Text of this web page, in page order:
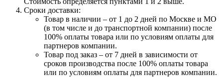
Сроки доставки:
Товар в наличии – от 1 до 2 дней по Москве и МО
(в том числе и до транспортной компании) после
100% оплаты товара или по условиям оплаты для
партнеров компании.
Товар под заказ – от 7 дней в зависимости от
сроков производства после 100% оплаты товара
или по условиям оплаты для партнеров компании.